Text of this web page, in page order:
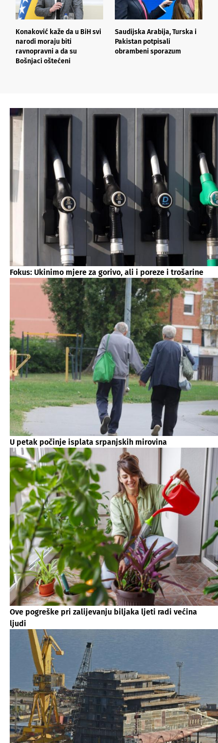
Konaković kaže da u BiH svi
narodi moraju biti
ravnopravni a da su
Bošnjaci oštećeni
Saudijska Arabija, Turska i
Pakistan potpisali
obrambeni sporazum
Fokus: Ukinimo mjere za gorivo, ali i poreze i trošarine
U petak počinje isplata srpanjskih mirovina
Ove pogreške pri zalijevanju biljaka ljeti radi većina
ljudi